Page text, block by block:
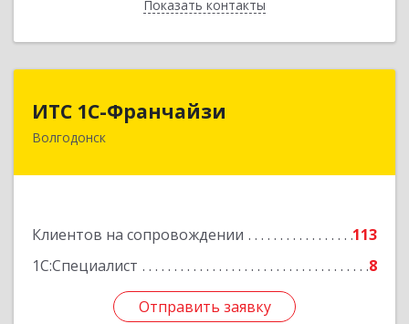
Показать контакты
Назад
ИТС 1С-Франчайзи
Волгодонск
Клиентов на сопровождении
113
1С:Специалист
8
Отправить заявку
ИТС 1С-Франчайзи
347380, Ростовская обл, Волгодонск г, Гагарина
Отправить заявку